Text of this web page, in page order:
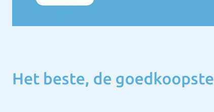
Het beste, de goedkoopste